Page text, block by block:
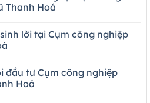
Thanh Hoá
lời tại Cụm công nghiệp
đầu tư Cụm công nghiệp
Hoá